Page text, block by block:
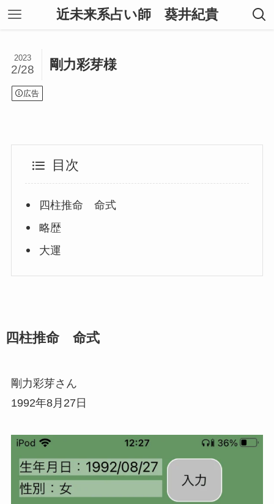
近未来系占い師 葵井紀貴
剛力彩芽様
2023
2/28
広告
目次
四柱推命 命式
略歴
大運
四柱推命 命式
剛力彩芽さん
1992年8月27日